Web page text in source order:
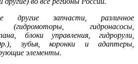
запчасти, различное
(гидромоторы, гидронасосы,
блоки управления, гидрорули,
зубья, коронки и адаптеры,
элементы.